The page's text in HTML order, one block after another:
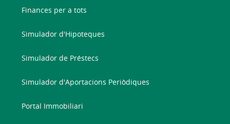
Finances per a tots
Simulador d'Hipoteques
Simulador de Préstecs
Simulador d'Aportacions Periòdiques
Portal Immobiliari